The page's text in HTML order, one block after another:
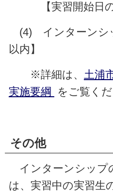
【実習開始日の1
(4) インターンシ
以内】
※詳細は、 土浦
実施要綱
をご覧くだ
その他
インターンシップ
は、実習中の実習生